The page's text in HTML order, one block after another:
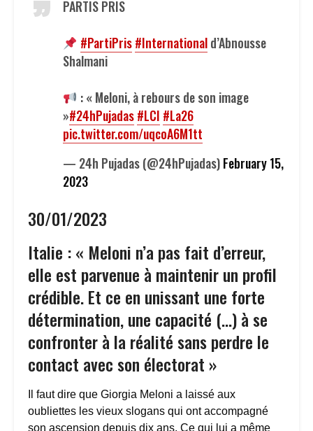
PARTIS PRIS
#PartiPris #Internationald’Abnousse
Shalmani
: « Meloni, à rebours de son image
»#24hPujadas#LCI #La26
pic.twitter.com/uqcoA6M1tt
— 24h Pujadas (@24hPujadas)February 15,
2023
30/01/2023
Italie : « Meloni n’a pas fait d’erreur,
elle est parvenue à maintenir un profil
crédible. Et ce en unissant une forte
détermination, une capacité (…) à se
confronter à la réalité sans perdre le
contact avec son électorat »
Il faut dire que Giorgia Meloni a laissé aux
oubliettes les vieux slogans qui ont accompagné
son ascension depuis dix ans. Ce qui lui a même